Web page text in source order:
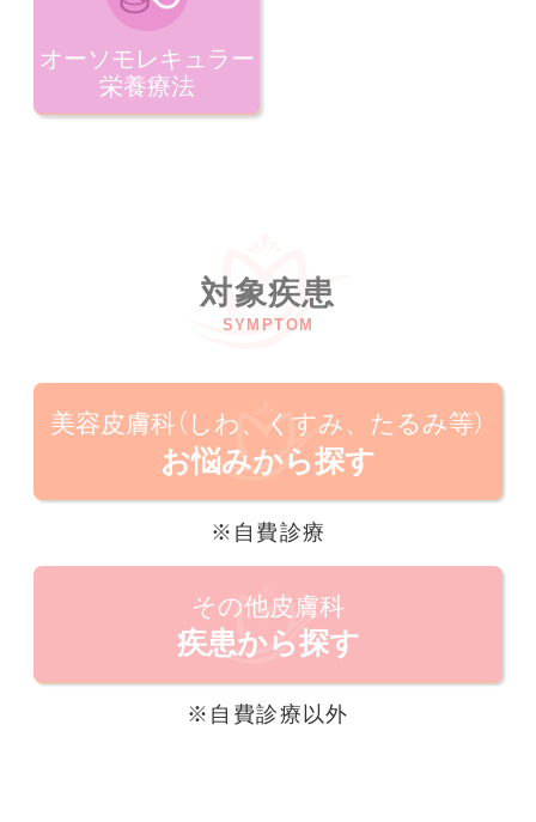
オーソモレキュラー
栄養療法
対象疾患
SYMPTOM
美容皮膚科（しわ、くすみ、たるみ等）
お悩みから探す
※自費診療
その他皮膚科
疾患から探す
※自費診療以外